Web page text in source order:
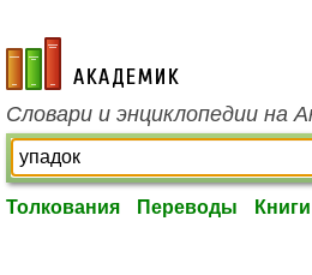
academic.ru
Словари и энциклопедии на
Толкования Переводы Книги